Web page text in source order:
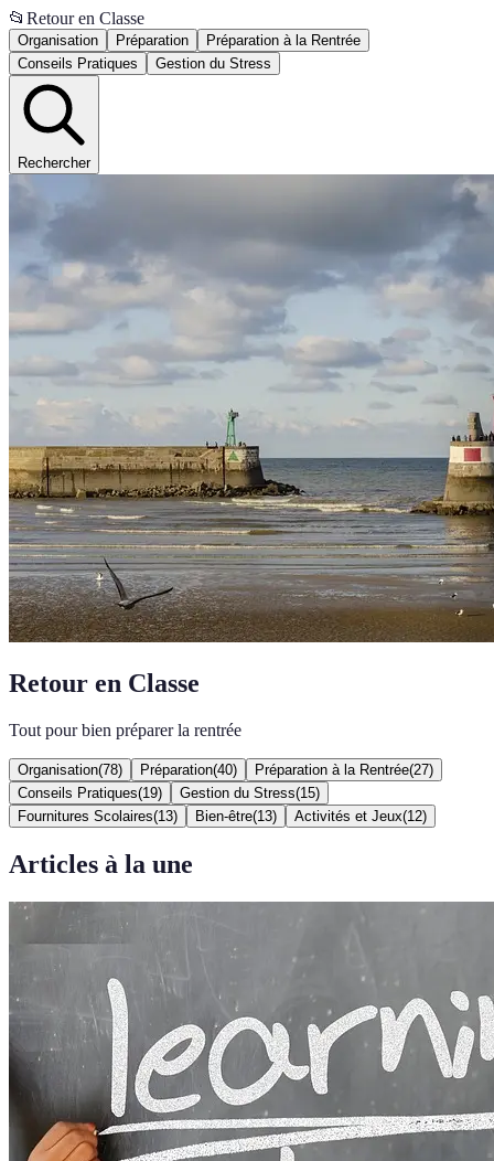
📂 Retour en Classe
Organisation Préparation
Préparation à la Rentrée
Conseils Pratiques
Gestion du Stress
Rechercher
Retour en Classe
Tout pour bien préparer la rentrée
Organisation(78) Préparation(40) Préparation à la Rentrée(27)
Conseils Pratiques(19) Gestion du Stress(15)
Fournitures Scolaires(13) Bien-être(13) Activités et Jeux(12)
Articles à la une